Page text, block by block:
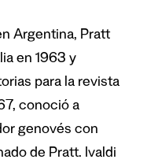
Argentina, Pratt
en 1963 y
para la revista
conoció a
genovés con
de Pratt. Ivaldi